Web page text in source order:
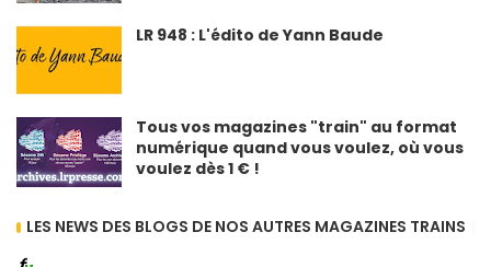
LR 948 : L'édito de Yann Baude
Tous vos magazines "train" au format
numérique quand vous voulez, où vous
voulez dès 1 € !
LES NEWS DES BLOGS DE NOS AUTRES MAGAZINES TRAINS